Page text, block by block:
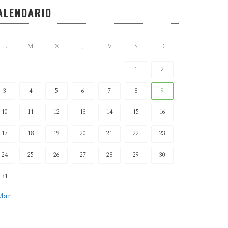
L M X J V S D
1 2
3 4 5 6 7 8 9
10 11 12 13 14 15 16
17 18 19 20 21 22 23
24 25 26 27 28 29 30
31